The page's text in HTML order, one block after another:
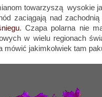
towarzyszą wysokie
zaciągają nad
. Czapa polarna nie
w wielu regionach
mówić jakimkolwiek tam